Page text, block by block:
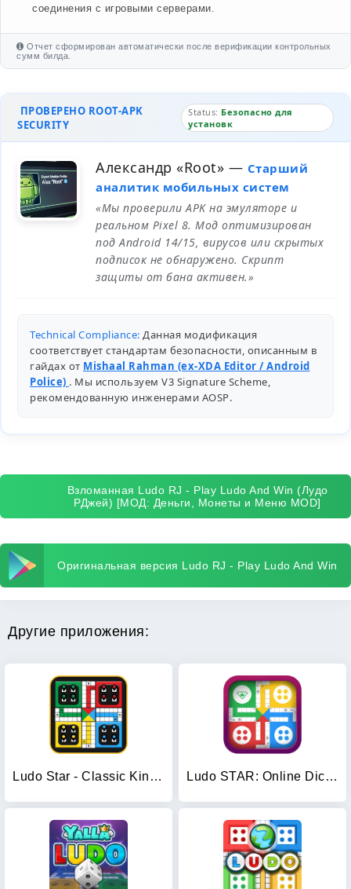
соединения с игровыми серверами.
Отчет сформирован автоматически после верификации контрольных
сумм билда.
ПРОВЕРЕНО ROOT-APK
SECURITY
Status: Безопасно для
установк
Александр «Root» — Старший
аналитик мобильных систем
«Мы проверили APK на эмуляторе и
реальном Pixel 8. Мод оптимизирован
под Android 14/15, вирусов или скрытых
подписок не обнаружено. Скрипт
защиты от бана активен.»
Technical Compliance: Данная модификация
соответствует стандартам безопасности, описанным в
гайдах от Mishaal Rahman (ex-XDA Editor / Android
Police) . Мы используем V3 Signature Scheme,
рекомендованную инженерами AOSP.
Взломанная Ludo RJ - Play Ludo And Win (Лудо
РДжей) [МОД: Деньги, Монеты и Меню MOD]
Оригинальная версия Ludo RJ - Play Ludo And Win
Другие приложения:
Ludo Star - Classic King Ludo Ludo STAR: Online Dice Game